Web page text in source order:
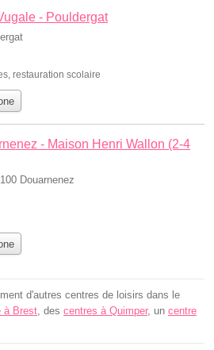
- Pouldergat
restauration scolaire
- Maison Henri Wallon (2-4
Douarnenez
d'autres centres de loisirs dans le
à Brest, des centres à Quimper, un centre